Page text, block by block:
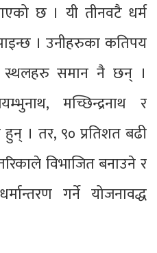
छ । यी तीनवटै धर्म
। उनीहरुका कतिपय
स्थलहरु समान नै छन् ।
मच्छिन्द्रनाथ र
। तर, ९० प्रतिशत बढी
विभाजित बनाउने र
गर्ने योजनावद्ध